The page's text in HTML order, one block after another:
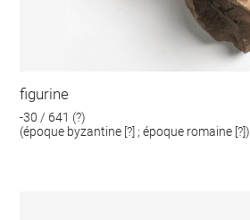
figurine
-30 / 641 (?)
(époque byzantine [?] ; époque romaine [?])